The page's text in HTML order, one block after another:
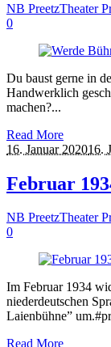
NB PreetzTheater
0
Du baust gerne in
Handwerklich
machen?...
Read More
16. Januar 202016.
Februar
NB PreetzTheater
0
Im Februar 1934
niederdeutschen
Laienbühne”
Read More